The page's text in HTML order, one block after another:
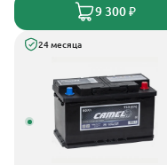
9 300 ₽
24 месяца